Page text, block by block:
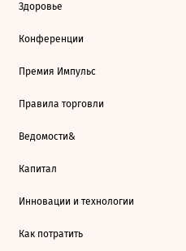
Здоровье
Конференции
Премия Импульс
Правила торговли
Ведомости&
Капитал
Инновации и технологии
Как потратить